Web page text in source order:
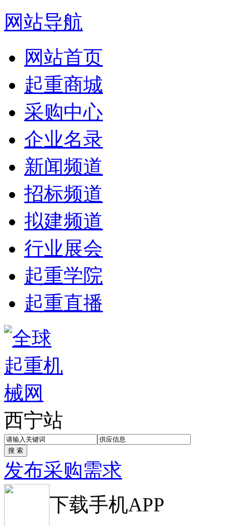
网站导航
网站首页
起重商城
采购中心
企业名录
新闻频道
招标频道
拟建频道
行业展会
起重学院
起重直播
西宁站
发布采购需求
下载手机APP